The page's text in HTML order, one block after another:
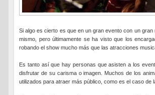
Si algo es cierto es que en un gran evento con un
mismo, pero últimamente se ha visto que los
robando el show mucho más que las atracciones
Es tanto así que hay personas que asisten a los
disfrutar de su carisma o imagen. Muchos de los
utilizados para atraer más público, como es el caso